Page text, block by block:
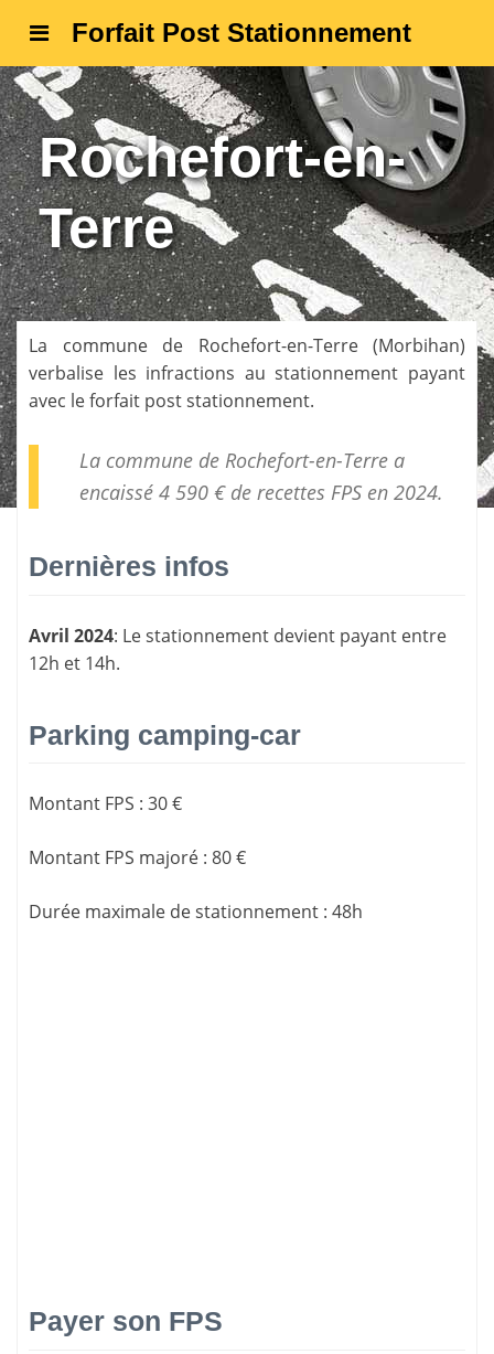
Forfait Post Stationnement
Rochefort-en-
Terre
La commune de Rochefort-en-Terre(Morbihan)
verbalise les infractions au stationnement payant
avec le forfait post stationnement.
La commune de Rochefort-en-Terre a
encaissé 4 590 € de recettes FPSen 2024.
Dernières infos
Avril 2024: Le stationnement devient payant entre
12h et 14h.
Parking camping-car
Montant FPS : 30 €
Montant FPS majoré : 80 €
Durée maximale de stationnement : 48h
Payer son FPS